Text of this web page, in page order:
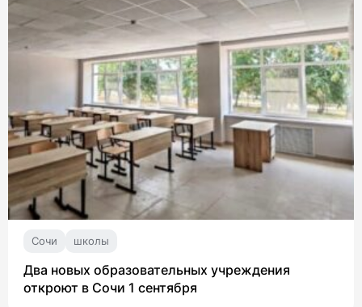
Сочи школы
Два новых образовательных учреждения
откроют в Сочи 1 сентября